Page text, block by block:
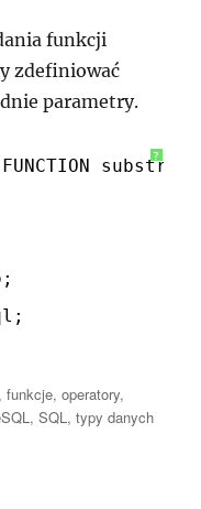
funkcji
zdefiniować
parametry.
?
FUNCTION
funkcje,operatory,
,SQL,typy danych